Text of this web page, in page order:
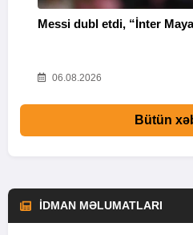
Messi dubl etdi, “İnter
06.08.2026
Bütün
İDMAN MƏLUMATLARI